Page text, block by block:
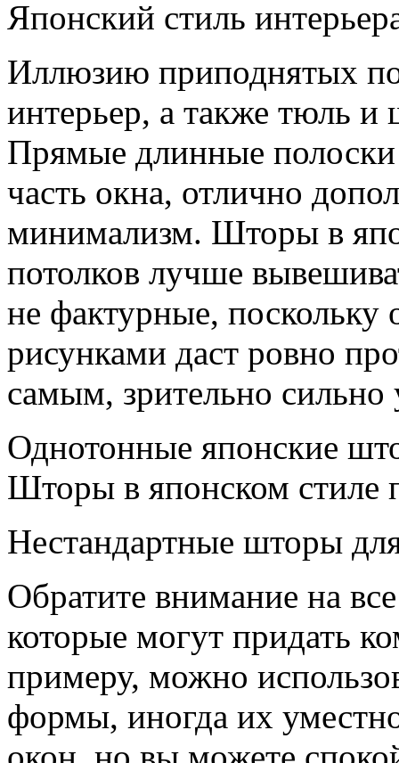
Японский стиль
Иллюзию приподнятых
интерьер, а также тюль
Прямые длинные полоски
часть окна, отлично
минимализм. Шторы в
потолков лучше
не фактурные,
рисунками даст ровно
самым, зрительно
Однотонные японские
Шторы в японском стиле
Нестандартные шторы
Обратите внимание на
которые могут придать
примеру, можно
формы, иногда их